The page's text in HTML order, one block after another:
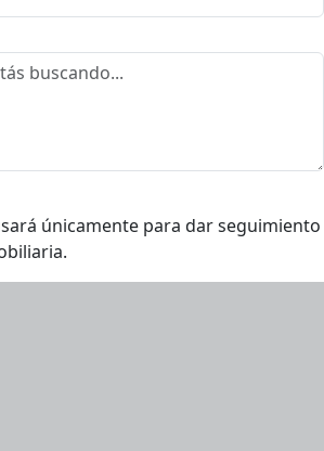
únicamente para dar seguimiento